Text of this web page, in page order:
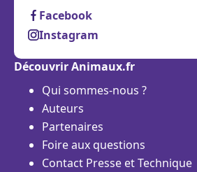
Facebook
Instagram
Découvrir Animaux.fr
Qui sommes-nous ?
Auteurs
Partenaires
Foire aux questions
Contact Presse et Technique